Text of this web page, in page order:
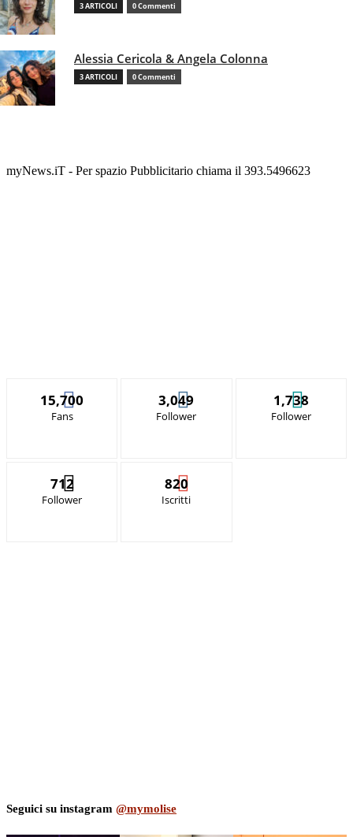
3 ARTICOLI 0 Commenti
Alessia Cericola & Angela Colonna
3 ARTICOLI 0 Commenti
myNews.iT - Per spazio Pubblicitario chiama il 393.5496623
15,700
Fans
3,049
Follower
1,738
Follower
712
Follower
820
Iscritti
Seguici su instagram @mymolise